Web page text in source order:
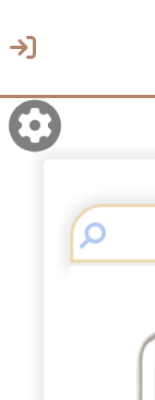
انتخاب زبان